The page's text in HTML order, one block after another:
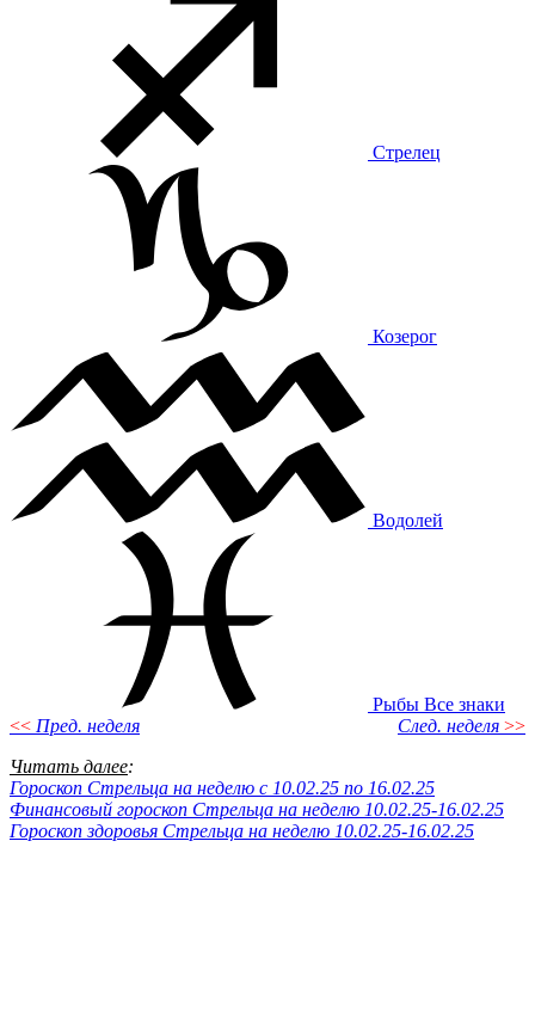
Стрелец
Козерог
Водолей
Рыбы Все знаки
<< Пред. неделя След. неделя >>
Читать далее:
Гороскоп Стрельца на неделю c 10.02.25 по 16.02.25
Финансовый гороскоп Стрельца на неделю 10.02.25-16.02.25
Гороскоп здоровья Стрельца на неделю 10.02.25-16.02.25